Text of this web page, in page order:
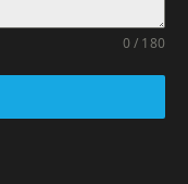
0 / 180